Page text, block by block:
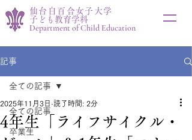
仙台白百合女子大学
子ども教育学科
Department of Child Education
記事
全ての記事
卒業生
全ての記事
4年生「ライフサイクル・
2025年11月3日 読了時間: 2分